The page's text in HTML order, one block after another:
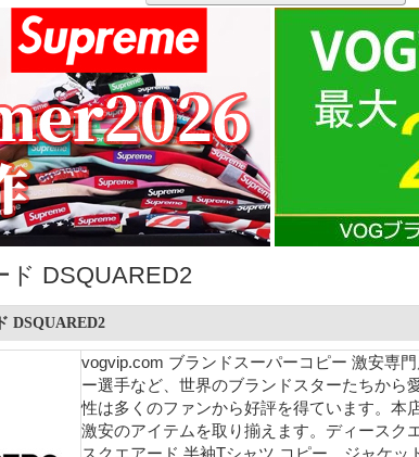
ド DSQUARED2
DSQUARED2
vogvip.com ブランドスーパーコピー 激安専
ー選手など、世界のブランドスターたちから
性は多くのファンから好評を得ています。本
激安のアイテムを取り揃えます。ディースク
スクエアード 半袖Tシャツ コピー、ジャケ